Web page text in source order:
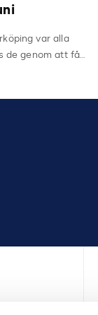
var alla
de genom att få…